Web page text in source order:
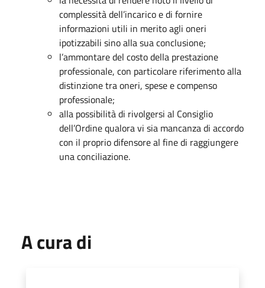
complessità dell’incarico e di fornire
informazioni utili in merito agli oneri
ipotizzabili sino alla sua conclusione;
l’ammontare del costo della prestazione
professionale, con particolare riferimento alla
distinzione tra oneri, spese e compenso
professionale;
alla possibilità di rivolgersi al Consiglio
dell’Ordine qualora vi sia mancanza di accordo
con il proprio difensore al fine di raggiungere
una conciliazione.
A cura di